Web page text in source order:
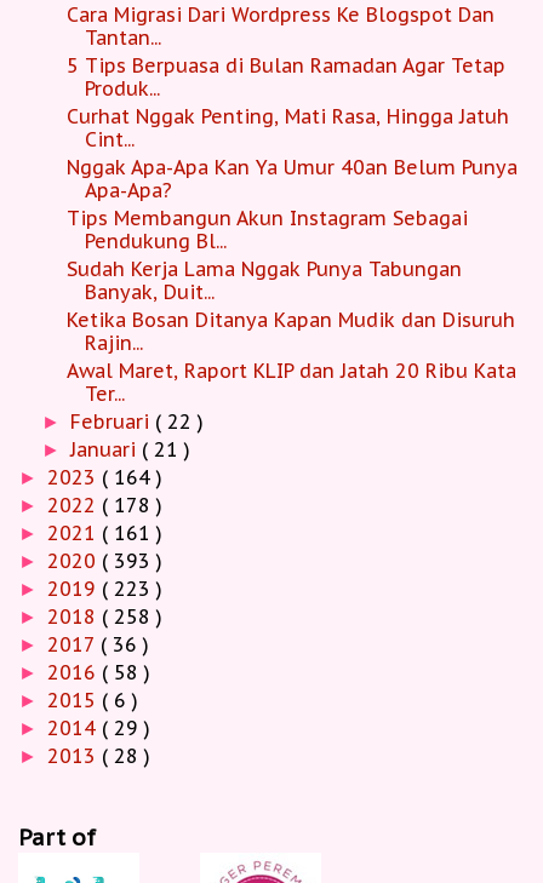
Cara Migrasi Dari Wordpress Ke Blogspot Dan
Tantan...
5 Tips Berpuasa di Bulan Ramadan Agar Tetap
Produk...
Curhat Nggak Penting, Mati Rasa, Hingga Jatuh
Cint...
Nggak Apa-Apa Kan Ya Umur 40an Belum Punya
Apa-Apa?
Tips Membangun Akun Instagram Sebagai
Pendukung Bl...
Sudah Kerja Lama Nggak Punya Tabungan
Banyak, Duit...
Ketika Bosan Ditanya Kapan Mudik dan Disuruh
Rajin...
Awal Maret, Raport KLIP dan Jatah 20 Ribu Kata
Ter...
► Februari ( 22 )
►Januari ( 21 )
► 2023 ( 164 )
► 2022 ( 178 )
► 2021 ( 161 )
► 2020 ( 393 )
► 2019 ( 223 )
► 2018 ( 258 )
► 2017 ( 36 )
► 2016 ( 58 )
► 2015 ( 6 )
► 2014 ( 29 )
► 2013 ( 28 )
Part of